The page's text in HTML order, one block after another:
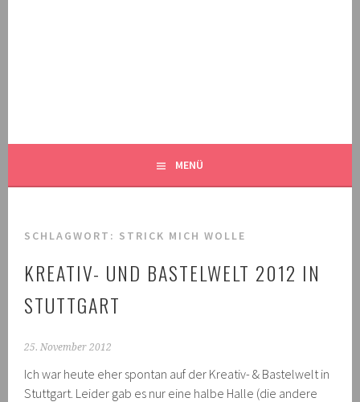
MENÜ
SCHLAGWORT: STRICK MICH WOLLE
KREATIV- UND BASTELWELT 2012 IN
STUTTGART
25. November 2012
Ich war heute eher spontan auf der Kreativ- & Bastelwelt in
Stuttgart. Leider gab es nur eine halbe Halle (die andere